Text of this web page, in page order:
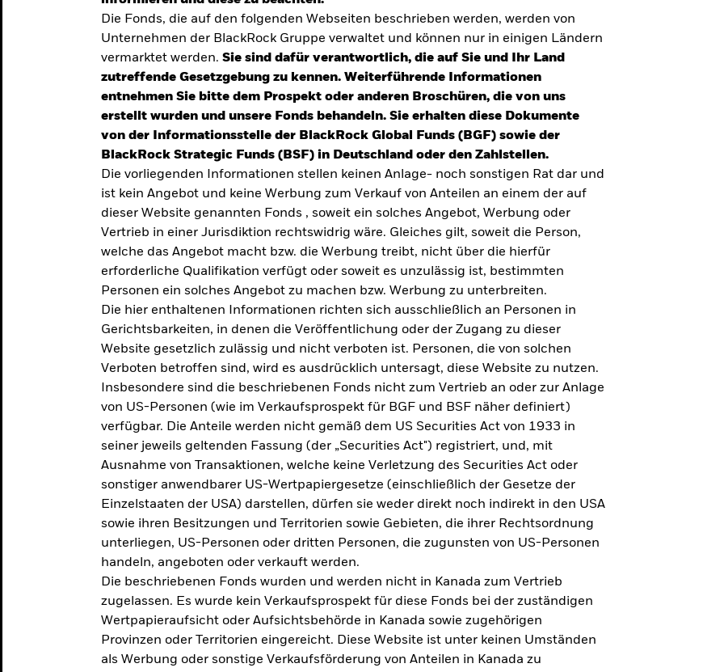
TRENDS & IDEEN
Entdecken Sie unsere
makroökonomischen
Einschätzungen und Anlageideen.
Aktuelle Einschätzungen
UMFRAGE ZUR ALTERSVORSORGE 2025
Realitätscheck Altersvorsorge. Wie
steht es um Ihre Altersvorsorge?
Zu den Ergebnissen
Die Fonds, die auf den folgenden Webseiten beschrieben werden, werden von
Unternehmen der BlackRock Gruppe verwaltet und können nur in einigen Ländern
vermarktet werden. Sie sind dafür verantwortlich, die auf Sie und Ihr Land
zutreffende Gesetzgebung zu kennen. Weiterführende Informationen
entnehmen Sie bitte dem Prospekt oder anderen Broschüren, die von uns
erstellt wurden und unsere Fonds behandeln. Sie erhalten diese Dokumente
von der Informationsstelle der BlackRock Global Funds (BGF) sowie der
BlackRock Strategic Funds (BSF) in Deutschland oder den Zahlstellen.
Die vorliegenden Informationen stellen keinen Anlage- noch sonstigen Rat dar und
ist kein Angebot und keine Werbung zum Verkauf von Anteilen an einem der auf
dieser Website genannten Fonds , soweit ein solches Angebot, Werbung oder
Vertrieb in einer Jurisdiktion rechtswidrig wäre. Gleiches gilt, soweit die Person,
welche das Angebot macht bzw. die Werbung treibt, nicht über die hierfür
erforderliche Qualifikation verfügt oder soweit es unzulässig ist, bestimmten
Personen ein solches Angebot zu machen bzw. Werbung zu unterbreiten.
Die hier enthaltenen Informationen richten sich ausschließlich an Personen in
Gerichtsbarkeiten, in denen die Veröffentlichung oder der Zugang zu dieser
Website gesetzlich zulässig und nicht verboten ist. Personen, die von solchen
Verboten betroffen sind, wird es ausdrücklich untersagt, diese Website zu nutzen.
Insbesondere sind die beschriebenen Fonds nicht zum Vertrieb an oder zur Anlage
von US-Personen (wie im Verkaufsprospekt für BGF und BSF näher definiert)
verfügbar. Die Anteile werden nicht gemäß dem US Securities Act von 1933 in
seiner jeweils geltenden Fassung (der „Securities Act") registriert, und, mit
Ausnahme von Transaktionen, welche keine Verletzung des Securities Act oder
sonstiger anwendbarer US-Wertpapiergesetze (einschließlich der Gesetze der
Einzelstaaten der USA) darstellen, dürfen sie weder direkt noch indirekt in den USA
sowie ihren Besitzungen und Territorien sowie Gebieten, die ihrer Rechtsordnung
unterliegen, US-Personen oder dritten Personen, die zugunsten von US-Personen
handeln, angeboten oder verkauft werden.
Die beschriebenen Fonds wurden und werden nicht in Kanada zum Vertrieb
zugelassen. Es wurde kein Verkaufsprospekt für diese Fonds bei der zuständigen
Wertpapieraufsicht oder Aufsichtsbehörde in Kanada sowie zugehörigen
Provinzen oder Territorien eingereicht. Diese Website ist unter keinen Umständen
als Werbung oder sonstige Verkaufsförderung von Anteilen in Kanada zu